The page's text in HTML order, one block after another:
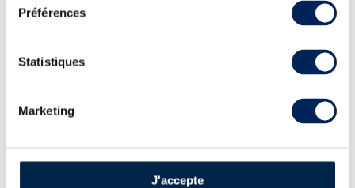
Préférences
Statistiques
Marketing
J'accepte
PRÉSENTATION DU LOT
CLYNELISH 19 YEARS 1990 BLACKADDER
Single cask (#3955) de Clynelish distillé en 1990, vieilli
dans un fût de sherry et embouteillé en 2010 par le